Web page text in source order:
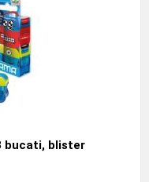
bucati, blister